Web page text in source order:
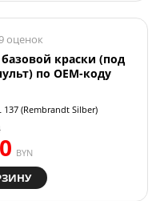
оценок
краски (под
по OEM-коду
137 (Rembrandt Silber)
BYN